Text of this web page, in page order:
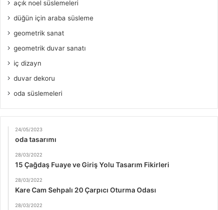
açık noel süslemeleri
düğün için araba süsleme
geometrik sanat
geometrik duvar sanatı
iç dizayn
duvar dekoru
oda süslemeleri
24/05/2023
oda tasarımı
28/03/2022
15 Çağdaş Fuaye ve Giriş Yolu Tasarım Fikirleri
28/03/2022
Kare Cam Sehpalı 20 Çarpıcı Oturma Odası
28/03/2022